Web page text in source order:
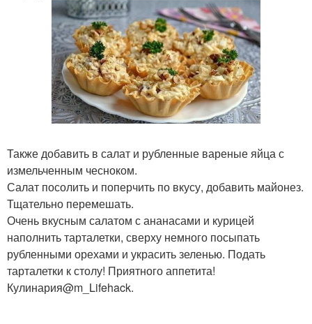
Также добавить в салат и рубленные вареные яйца с
измельченным чесноком.
Салат посолить и поперчить по вкусу, добавить майонез.
Тщательно перемешать.
Очень вкусным салатом с ананасами и курицей
наполнить тарталетки, сверху немного посыпать
рубленными орехами и украсить зеленью. Подать
тарталетки к столу! Приятного аппетита!
Кулинария@m_Lifehack.